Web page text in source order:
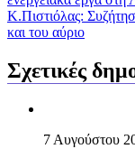
K.Πιστιόλας:
και του αύριο
Σχετικές
7 Αυγούστου